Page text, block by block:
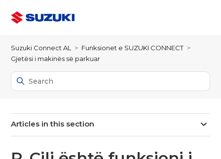
Suzuki Connect AL
Funksionet e SUZUKI CONNECT
Gjetësi i makinës së parkuar
Articles in this section